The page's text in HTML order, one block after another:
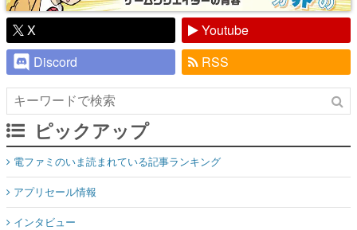
X
Youtube
Discord
RSS
ピックアップ
電ファミのいま読まれている記事ランキング
アプリセール情報
インタビュー